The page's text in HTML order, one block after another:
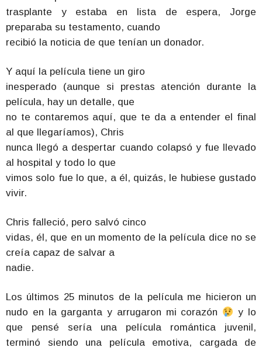
trasplante y estaba en lista de espera, Jorge
preparaba su testamento, cuando
recibió la noticia de que tenían un donador.
Y aquí la película tiene un giro
inesperado (aunque si prestas atención durante la
película, hay un detalle, que
no te contaremos aquí, que te da a entender el final
al que llegaríamos), Chris
nunca llegó a despertar cuando colapsó y fue llevado
al hospital y todo lo que
vimos solo fue lo que, a él, quizás, le hubiese gustado
vivir.
Chris falleció, pero salvó cinco
vidas, él, que en un momento de la película dice no se
creía capaz de salvar a
nadie.
Los últimos 25 minutos de la película me hicieron un
nudo en la garganta y arrugaron mi corazón
y lo
que pensé sería una película romántica juvenil,
terminó siendo una película emotiva, cargada de